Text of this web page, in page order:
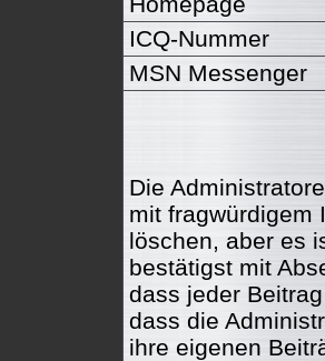
ICQ-Nummer
MSN Messenger
Die
mit fragwürdigem
löschen, aber es
bestätigst mit
dass jeder
dass die
ihre eigenen